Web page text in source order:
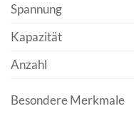
Spannung
Kapazität
Anzahl
Besondere Merkmale